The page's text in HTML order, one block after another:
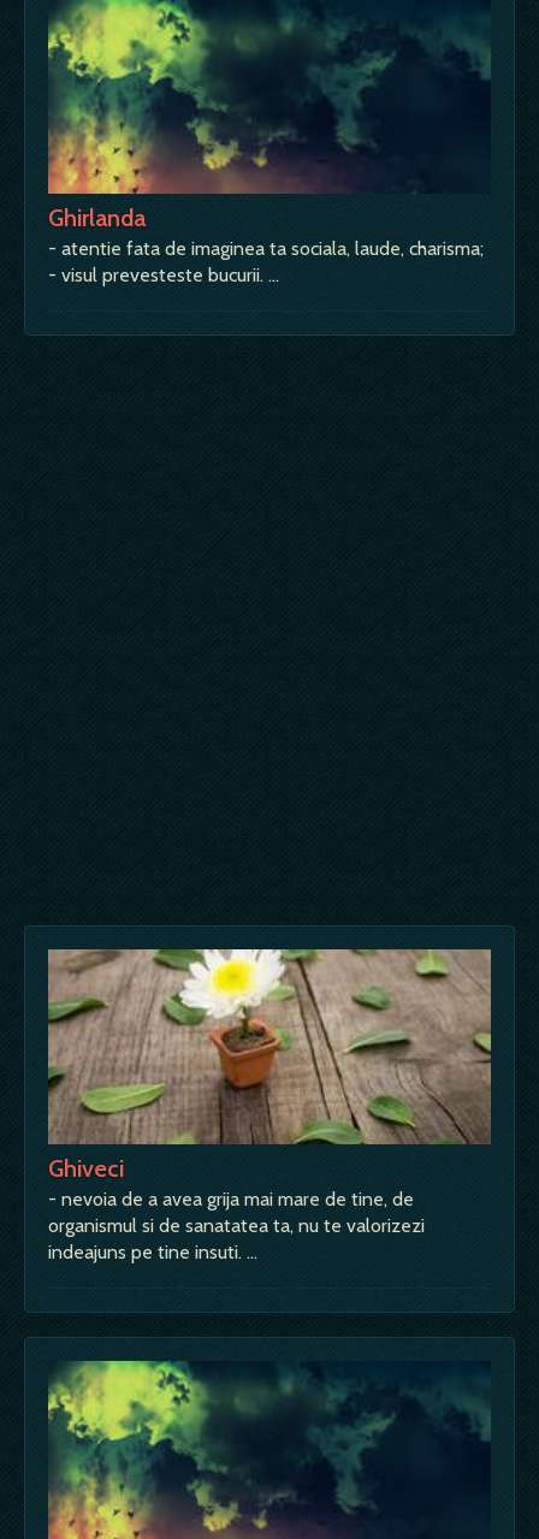
Ghirlanda
- atentie fata de imaginea ta sociala, laude, charisma;
- visul prevesteste bucurii. …
Ghiveci
- nevoia de a avea grija mai mare de tine, de
organismul si de sanatatea ta, nu te valorizezi
indeajuns pe tine insuti. …